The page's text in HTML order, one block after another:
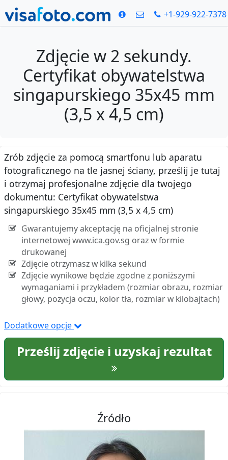
+1-929-922-7378
Zdjęcie w 2 sekundy.
Certyfikat obywatelstwa
singapurskiego 35x45 mm
(3,5 x 4,5 cm)
Zrób zdjęcie za pomocą smartfonu lub aparatu
fotograficznego na tle jasnej ściany, prześlij je tutaj
i otrzymaj profesjonalne zdjęcie dla twojego
dokumentu: Certyfikat obywatelstwa
singapurskiego 35x45 mm (3,5 x 4,5 cm)
Gwarantujemy akceptację na oficjalnej stronie
internetowej www.ica.gov.sg oraz w formie
drukowanej
Zdjęcie otrzymasz w kilka sekund
Zdjęcie wynikowe będzie zgodne z poniższymi
wymaganiami i przykładem (rozmiar obrazu, rozmiar
głowy, pozycja oczu, kolor tła, rozmiar w kilobajtach)
Dodatkowe opcje
Prześlij zdjęcie i uzyskaj rezultat
Źródło